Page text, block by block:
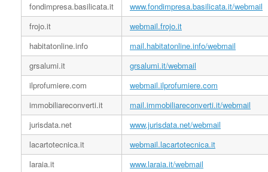
fondimpresa.basilicata.it
www.fondimpresa.basilicata.it/webmail
frojo.it
webmail.frojo.it
habitatonline.info
mail.habitatonline.info/webmail
grsalumi.it
grsalumi.it/webmail
ilprofumiere.com
webmail.ilprofumiere.com
immobiliareconverti.it
mail.immobiliareconverti.it/webmail
jurisdata.net
www.jurisdata.net/webmail
lacartotecnica.it
webmail.lacartotecnica.it
laraia.it
www.laraia.it/webmail